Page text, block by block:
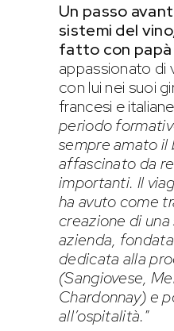
Un passo
sistemi del
fatto con papà
appassionato di
con lui nei suoi
francesi e
periodo
sempre amato il
affascinato da
importanti. Il
ha avuto come
creazione di
azienda,
dedicata alla
(Sangiovese,
Chardonnay) e
all’ospitalità.”